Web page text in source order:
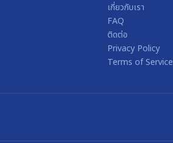
เกี่ยวกับเรา
FAQ
ติดต่อ
Privacy Policy
Terms of Service